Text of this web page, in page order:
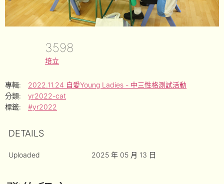
3598
培立
專輯:
2022.11.24 自愛Young Ladies - 中三性格測試活動
分類:
yr2022-cat
標籤:
#yr2022
DETAILS
Uploaded 2025 年 05 月 13 日